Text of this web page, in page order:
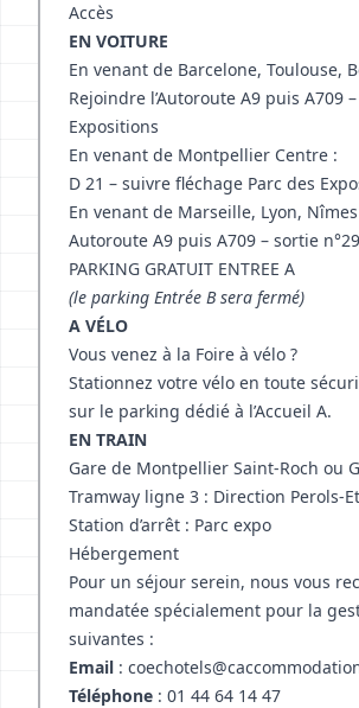
Accès
EN VOITURE
En venant de Barcelone, Toulouse,
Rejoindre l’Autoroute A9 puis A709
Expositions
En venant de Montpellier Centre :
D 21 – suivre fléchage Parc des
En venant de Marseille, Lyon,
Autoroute A9 puis A709 – sortie
PARKING GRATUIT ENTREE A
(le parking Entrée B sera fermé)
A VÉLO
Vous venez à la Foire à vélo ?
Stationnez votre vélo en toute
sur le parking dédié à l’Accueil A.
EN TRAIN
Gare de Montpellier Saint-Roch ou
Tramway ligne 3 : Direction Perols-
Station d’arrêt : Parc expo
Hébergement
Pour un séjour serein, nous vous
mandatée spécialement pour la
suivantes :
Email :
Téléphone : 01 44 64 14 47